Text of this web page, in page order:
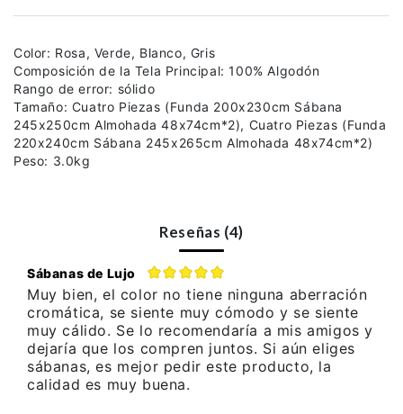
Color: Rosa, Verde, Blanco, Gris
Composición de la Tela Principal: 100% Algodón
Rango de error: sólido
Tamaño: Cuatro Piezas (Funda 200x230cm Sábana
245x250cm Almohada 48x74cm*2), Cuatro Piezas (Funda
220x240cm Sábana 245x265cm Almohada 48x74cm*2)
Peso: 3.0kg
Reseñas (4)
Sábanas de Lujo
Muy bien, el color no tiene ninguna aberración
cromática, se siente muy cómodo y se siente
muy cálido. Se lo recomendaría a mis amigos y
dejaría que los compren juntos. Si aún eliges
sábanas, es mejor pedir este producto, la
calidad es muy buena.